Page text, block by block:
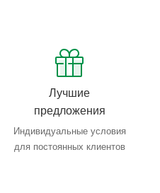
и регулирования
хладоснабжения и в
цельносварной
малый вес, легко
плотно поджимаются к
пружин, тем самым
при малых и больших
Лучшие
предложения
Индивидуальные условия
для постоянных клиентов